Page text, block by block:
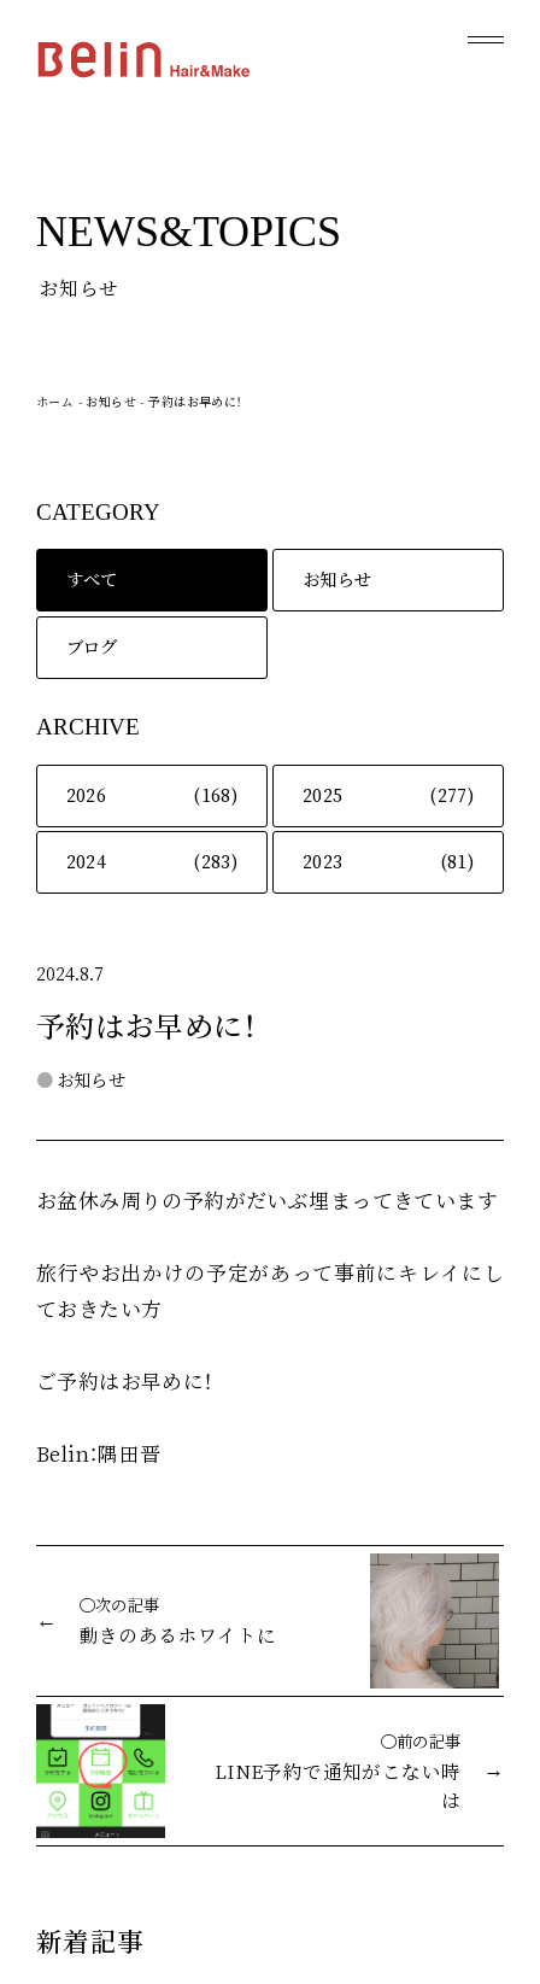
NEWS&TOPICS
お知らせ
ホーム - お知らせ -予約はお早めに！
CATEGORY
すべて お知らせ
ブログ
ARCHIVE
2026 (168) 2025 (277)
2024 (283) 2023 (81)
2024.8.7
予約はお早めに！
お知らせ
お盆休み周りの予約がだいぶ埋まってきています
旅行やお出かけの予定があって事前にキレイにし
ておきたい方
ご予約はお早めに！
Belin：隅田晋
◯次の記事
動きのあるホワイトに
◯前の記事
LINE予約で通知がこない時
は
新着記事